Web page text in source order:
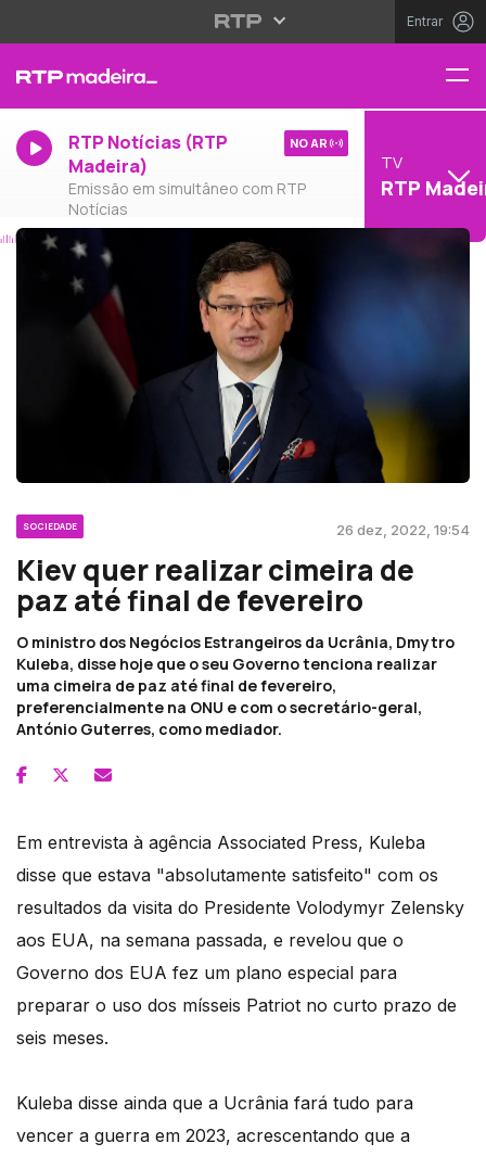
Entrar
RTP Notícias (RTP
Madeira)
Emissão em simultâneo com RTP
Notícias
NO AR
TV
RTP
SOCIEDADE 26 dez, 2022, 19:54
Kiev quer realizar cimeira de
paz até final de fevereiro
O ministro dos Negócios Estrangeiros da Ucrânia, Dmytro
Kuleba, disse hoje que o seu Governo tenciona realizar
uma cimeira de paz até final de fevereiro,
preferencialmente na ONU e com o secretário-geral,
António Guterres, como mediador.
Em entrevista à agência Associated Press, Kuleba
disse que estava "absolutamente satisfeito" com os
resultados da visita do Presidente Volodymyr Zelensky
aos EUA, na semana passada, e revelou que o
Governo dos EUA fez um plano especial para
preparar o uso dos mísseis Patriot no curto prazo de
seis meses.
Kuleba disse ainda que a Ucrânia fará tudo para
vencer a guerra em 2023, acrescentando que a